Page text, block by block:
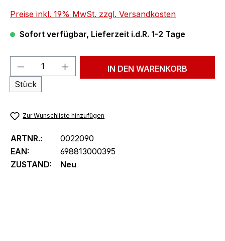
Preise inkl. 19% MwSt. zzgl. Versandkosten
Sofort verfügbar, Lieferzeit i.d.R. 1-2 Tage
Produkt Anzahl: Gib den
Stück
IN DEN WARENKORB
Zur Wunschliste hinzufügen
ARTNR.:
0022090
EAN:
698813000395
ZUSTAND:
Neu